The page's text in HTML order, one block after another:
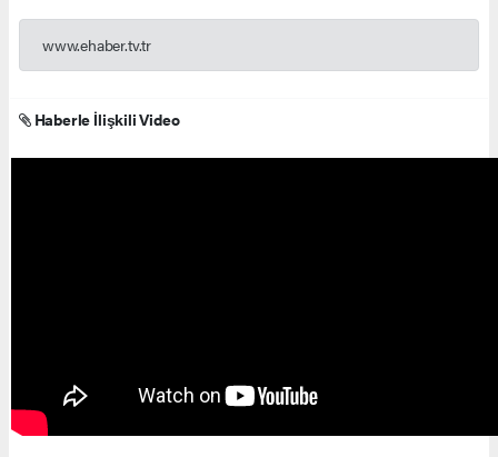
www.ehaber.tv.tr
Haberle İlişkili Video